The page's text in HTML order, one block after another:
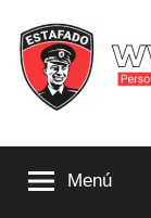
contenido
que
Menú